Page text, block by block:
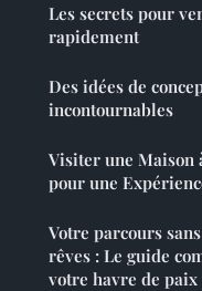
Les secrets pour
rapidement
Des idées de
incontournables
Visiter une Maison
pour une
Votre parcours
rêves : Le guide
votre havre de paix